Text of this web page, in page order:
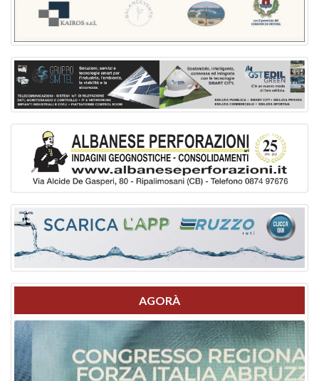
AGORÀ